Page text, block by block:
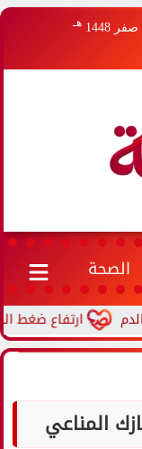
هـ
الصحة
ارتفاع ضغط الدم